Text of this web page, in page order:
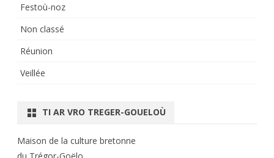
Festoù-noz
Non classé
Réunion
Veillée
TI AR VRO TREGER-GOUELOÙ
Maison de la culture bretonne
du Trégor-Goëlo